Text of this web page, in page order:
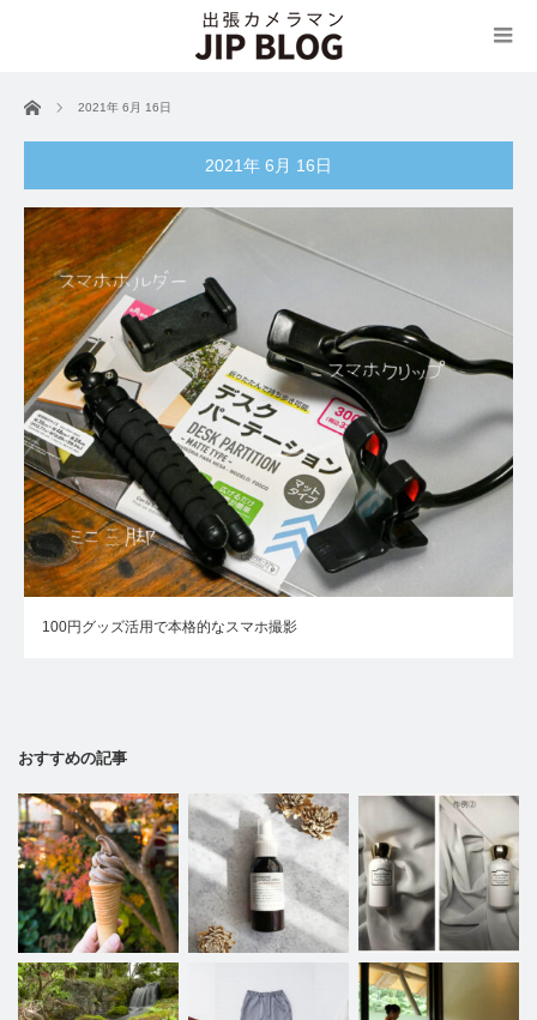
ホーム 2021年 6月 16日
2021年 6月 16日
100円グッズ活用で本格的なスマホ撮影
おすすめの記事